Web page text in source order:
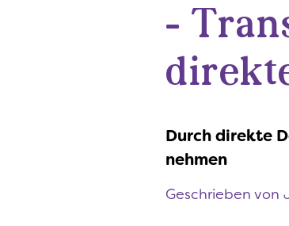
-
Durch direkte
nehmen
Geschrieben von